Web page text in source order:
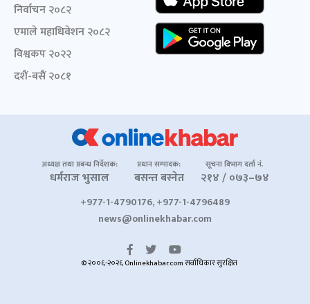
निर्वाचन २०८२
एमाले महाधिवेशन २०८२
विश्वकप २०२२
दशैं-बसैं २०८१
अध्यक्ष तथा प्रबन्ध निर्देशक:
धर्मराज भुसाल
प्रधान सम्पादक:
बसन्त बस्नेत
सूचना विभाग दर्ता नं.
२१४ / ०७३–७४
+977-1-4790176, +977-1-4796489
news@onlinekhabar.com
© २००६-२०२६ Onlinekhabar.com सर्वाधिकार सुरक्षित